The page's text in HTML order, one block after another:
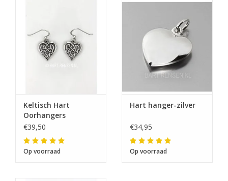
Keltisch Hart
Oorhangers
€39,50
Op voorraad
Hart hanger-zilver
€34,95
Op voorraad